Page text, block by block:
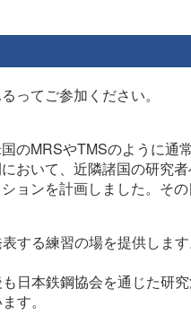
ってご参加ください。
のMRSやTMSのように通
おいて、近隣諸国の研究
ンを計画しました。その
する練習の場を提供します
本鉄鋼協会を通じた研究
す。